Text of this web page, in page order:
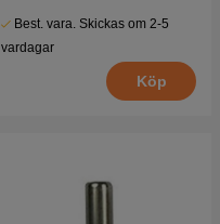
Best. vara. Skickas om 2-5
vardagar
Köp